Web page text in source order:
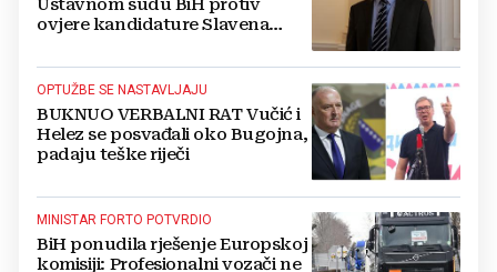
ovjere kandidature Slavena
OPTUŽBE SE NASTAVLJAJU
BUKNUO VERBALNI RAT Vučić i
Helez se posvađali oko Bugojna,
padaju teške riječi
MINISTAR FORTO POTVRDIO
BiH ponudila rješenje Europskoj
komisiji: Profesionalni vozači ne